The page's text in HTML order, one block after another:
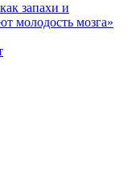
запахи и
молодость мозга»